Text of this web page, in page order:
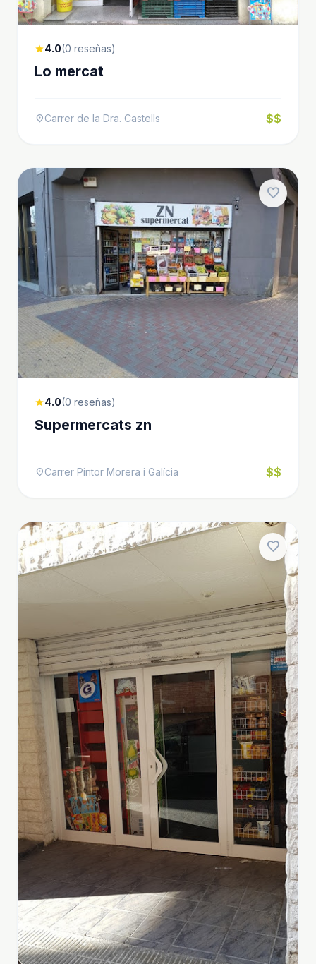
star4.0(0 reseñas)
Lo mercat
location_onCarrer de la Dra. Castells $$
favorite
star4.0(0 reseñas)
Supermercats zn
location_onCarrer Pintor Morera i Galícia $$
favorite